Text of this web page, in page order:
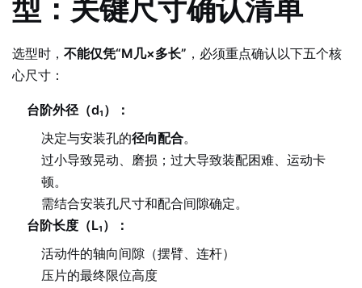
型：关键尺寸确认清单
选型时， 不能仅凭“M几×多长” ，必须重点确认以下五个核
心尺寸：
台阶外径（d₁）：
决定与安装孔的径向配合。
过小导致晃动、磨损；过大导致装配困难、运动卡
顿。
需结合安装孔尺寸和配合间隙确定。
台阶长度（L₁）：
活动件的轴向间隙（摆臂、连杆）
压片的最终限位高度